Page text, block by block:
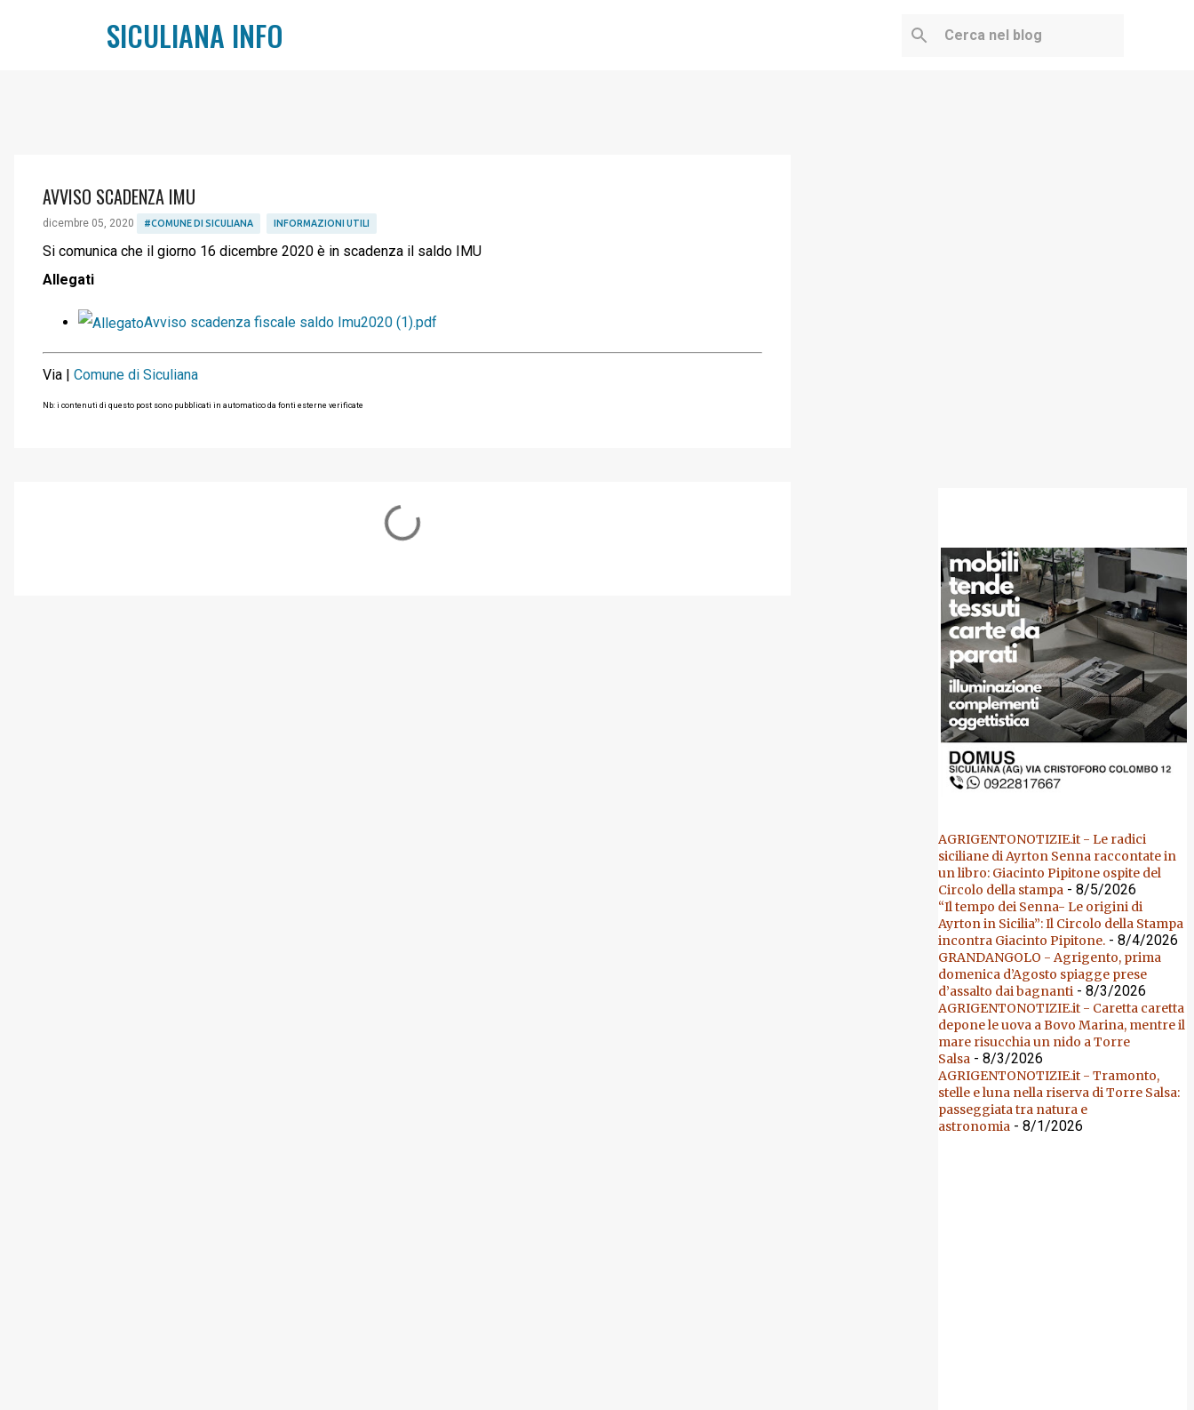
SICULIANA INFO
AVVISO SCADENZA IMU
dicembre 05, 2020 #COMUNE DI SICULIANA INFORMAZIONI UTILI
Si comunica che il giorno 16 dicembre 2020 è in scadenza il saldo IMU
Allegati
Avviso scadenza fiscale saldo Imu2020 (1).pdf
Via | Comune di Siculiana
Nb: i contenuti di questo post sono pubblicati in automatico da fonti esterne verificate
AGRIGENTONOTIZIE.it - Le radici
siciliane di Ayrton Senna raccontate in
un libro: Giacinto Pipitone ospite del
Circolo della stampa - 8/5/2026
“Il tempo dei Senna- Le origini di
Ayrton in Sicilia”: Il Circolo della Stampa
incontra Giacinto Pipitone. - 8/4/2026
GRANDANGOLO - Agrigento, prima
domenica d’Agosto spiagge prese
d’assalto dai bagnanti - 8/3/2026
AGRIGENTONOTIZIE.it - Caretta caretta
depone le uova a Bovo Marina, mentre il
mare risucchia un nido a Torre
Salsa - 8/3/2026
AGRIGENTONOTIZIE.it - Tramonto,
stelle e luna nella riserva di Torre Salsa:
passeggiata tra natura e
astronomia - 8/1/2026